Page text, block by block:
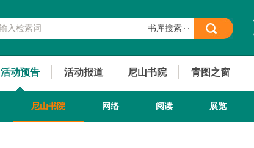
书库搜索
活动预告 活动报道 尼山书院 青图之窗
尼山书院 网络 阅读 展览